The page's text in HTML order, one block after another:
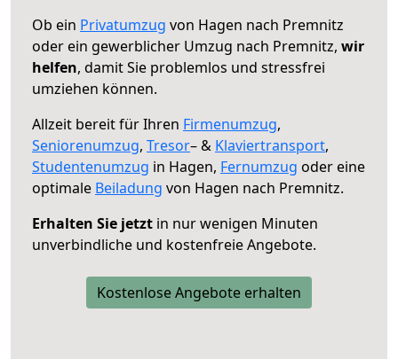
Ob ein Privatumzug von Hagen nach Premnitz
oder ein gewerblicher Umzug nach Premnitz, wir
helfen, damit Sie problemlos und stressfrei
umziehen können.
Allzeit bereit für Ihren Firmenumzug,
Seniorenumzug, Tresor– & Klaviertransport,
Studentenumzug in Hagen, Fernumzug oder eine
optimale Beiladung von Hagen nach Premnitz.
Erhalten Sie jetzt in nur wenigen Minuten
unverbindliche und kostenfreie Angebote.
Kostenlose Angebote erhalten